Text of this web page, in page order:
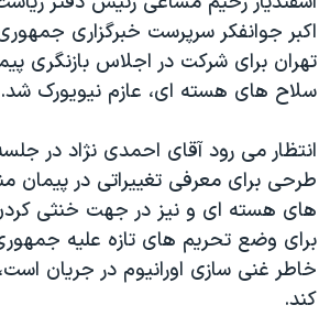
آرشیو پخش زنده
مجموعه مستندهای دادخواهی
تریبونال مردمی آبان ۹۸
چهل سال گروگان‌گیری
قانون شفافیت دارائی کادر رهبری ایران
اعتراضات مردمی آبان ۹۸
اسرائیل در جنگ
اکبر جوانفکر سرپرست خبرگزاری جمهوری
تهران برای شرکت در اجلاس بازنگری
سلاح های هسته ای، عازم نيويورک شد.
انتظار می رود آقای احمدی نژاد در
طرحی برای معرفی تغييراتی در
های هسته ای و نيز در جهت خنثی
برای وضع تحريم های تازه عليه
خاطر غنی سازی اورانيوم در جريان است،
کند.